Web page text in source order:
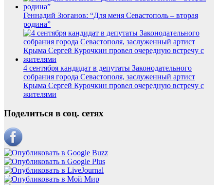
Геннадий Зюганов: “Для меня Севастополь – вторая
родина”
4 сентября кандидат в депутаты Законодательного
собрания города Севастополя, заслуженный артист
Крыма Сергей Курочкин провел очередную встречу с
жителями
Поделиться в соц. сетях